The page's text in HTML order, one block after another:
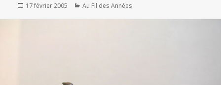
Publié
17 février 2005 Catégories
Au Fil des Années